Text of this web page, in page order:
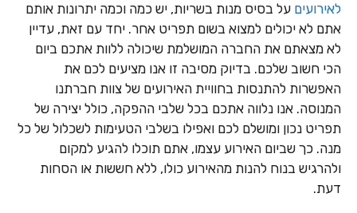
לאירועיםעל בסיס מנות בשריות, יש כמה וכמה יתרונות אותם
אתם לא יכולים למצוא בשום תפריט אחר. יחד עם זאת, עדיין
לא מצאתם את החברה המושלמת שיכולה ללוות אתכם ביום
הכי חשוב שלכם. בדיוק מסיבה זו אנו מציעים לכם את
האפשרות להתנסות בחוויית האירועים של צוות חברתנו
המנוסה. אנו נלווה אתכם בכל שלבי ההפקה, כולל יצירה של
תפריט נכון ומושלם לכם ואפילו בשלבי הטעימות לשכלול של כל
מנה. כך שביום האירוע עצמו, אתם תוכלו להגיע למקום
ולהרגיש בנוח להנות מהאירוע כולו, ללא חששות או הסחות
דעת.